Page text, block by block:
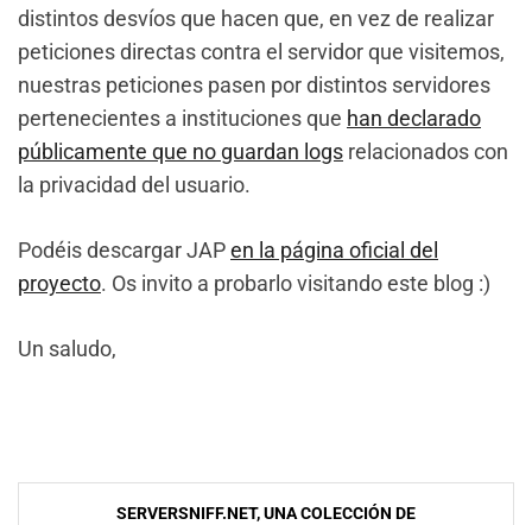
distintos desvíos que hacen que, en vez de realizar
peticiones directas contra el servidor que visitemos,
nuestras peticiones pasen por distintos servidores
pertenecientes a instituciones que han declarado
públicamente que no guardan logs relacionados con
la privacidad del usuario.
Podéis descargar JAPen la página oficial del
proyecto. Os invito a probarlo visitando este blog :)
Un saludo,
NavegaciÃ³nSERVERSNIFF.NET, UNA COLECCIÓN DE